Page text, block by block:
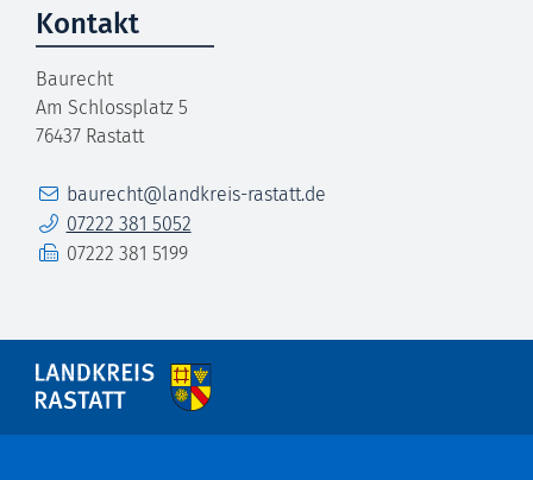
Kontakt
Baurecht
Am Schlossplatz 5
76437 Rastatt
E-Mailbaurecht@landkreis-rastatt.de
Telefon07222 381 5052
Fax 07222 381 5199